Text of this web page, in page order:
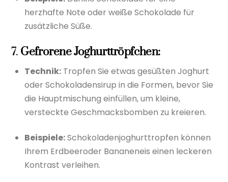
herzhafte Note oder weiße Schokolade für
zusätzliche Süße.
7. Gefrorene Joghurttröpfchen:
Technik: Tropfen Sie etwas gesüßten Joghurt
oder Schokoladensirup in die Formen, bevor Sie
die Hauptmischung einfüllen, um kleine,
versteckte Geschmacksbomben zu kreieren.
Beispiele:Schokoladenjoghurttropfen können
Ihrem Erdbeeroder Bananeneis einen leckeren
Kontrast verleihen.